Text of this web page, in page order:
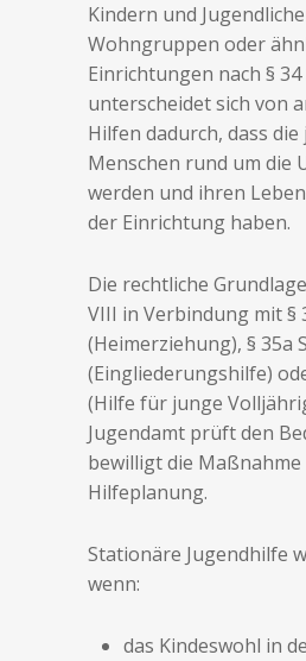
Kindern und
Wohngruppen oder
Einrichtungen nach § 34
unterscheidet sich von
Hilfen dadurch, dass
Menschen rund um die
werden und ihren
der Einrichtung haben.
Die rechtliche
VIII in Verbindung mit §
(Heimerziehung), § 35a
(Eingliederungshilfe)
(Hilfe für junge
Jugendamt prüft den
bewilligt die Maßnahme
Hilfeplanung.
Stationäre Jugendhilfe
wenn:
das Kindeswohl in